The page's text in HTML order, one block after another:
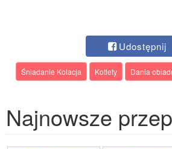
Udostępnij
Śniadanie Kolacja Kotlety Dania
Najnowsze